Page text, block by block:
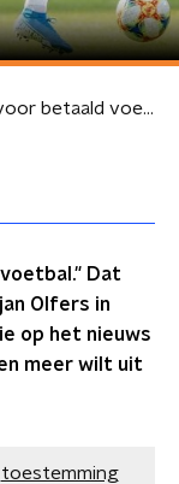
'Besluit Rabobank is slecht voor betaald voetbal'
Dat
Olfers in
op het nieuws
meer wilt uit
toestemming